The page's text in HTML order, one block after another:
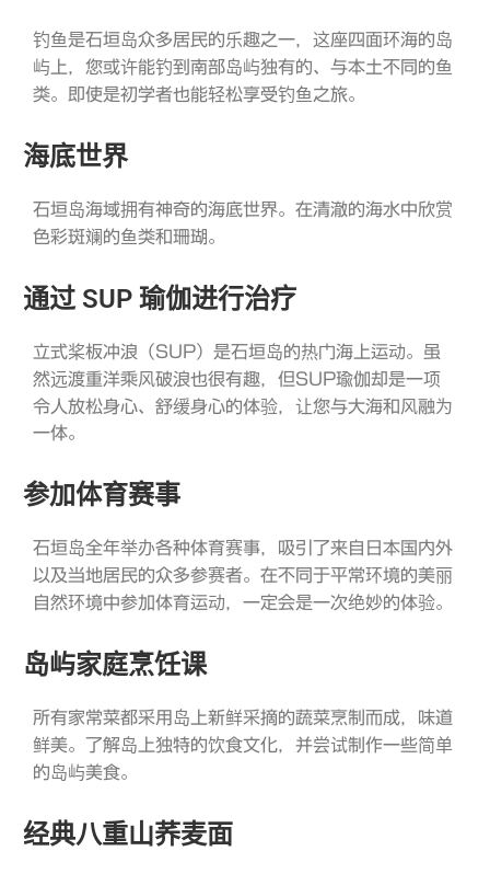
钓鱼是石垣岛众多居民的乐趣之一，这座四面环海的岛
屿上，您或许能钓到南部岛屿独有的、与本土不同的鱼
类。即使是初学者也能轻松享受钓鱼之旅。
海底世界
石垣岛海域拥有神奇的海底世界。在清澈的海水中欣赏
色彩斑斓的鱼类和珊瑚。
通过 SUP 瑜伽进行治疗
立式桨板冲浪（SUP）是石垣岛的热门海上运动。虽
然远渡重洋乘风破浪也很有趣，但SUP瑜伽却是一项
令人放松身心、舒缓身心的体验，让您与大海和风融为
一体。
参加体育赛事
石垣岛全年举办各种体育赛事，吸引了来自日本国内外
以及当地居民的众多参赛者。在不同于平常环境的美丽
自然环境中参加体育运动，一定会是一次绝妙的体验。
岛屿家庭烹饪课
所有家常菜都采用岛上新鲜采摘的蔬菜烹制而成，味道
鲜美。了解岛上独特的饮食文化，并尝试制作一些简单
的岛屿美食。
经典八重山荞麦面